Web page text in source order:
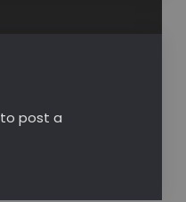
to post a